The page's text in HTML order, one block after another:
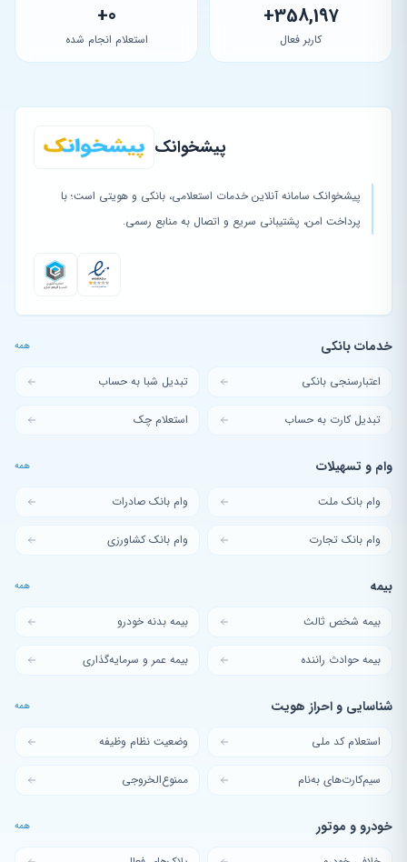
358,197+
کاربر فعال
0+
استعلام انجام شده
پیشخوانک
پیشخوانک سامانه آنلاین خدمات استعلامی، بانکی و هویتی است؛ با
پرداخت امن، پشتیبانی سریع و اتصال به منابع رسمی.
خدمات بانکی همه
اعتبارسنجی بانکی تبدیل شبا به حساب
تبدیل کارت به حساب استعلام چک
وام و تسهیلات همه
وام بانک ملت وام بانک صادرات
وام بانک تجارت وام بانک کشاورزی
بیمه همه
بیمه شخص ثالث بیمه بدنه خودرو
بیمه حوادث راننده بیمه عمر و سرمایه‌گذاری
شناسایی و احراز هویت همه
استعلام کد ملی وضعیت نظام وظیفه
سیم‌کارت‌های به‌نام ممنوع‌الخروجی
خودرو و موتور همه